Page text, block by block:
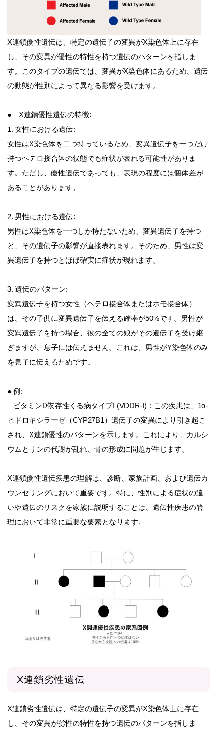
X連鎖優性遺伝は、特定の遺伝子の変異がX染色体上に存在
し、その変異が優性の特性を持つ遺伝のパターンを指しま
す。このタイプの遺伝では、変異がX染色体にあるため、遺伝
の動態が性別によって異なる影響を受けます。
● X連鎖優性遺伝の特徴:
1. 女性における遺伝:
女性はX染色体を二つ持っているため、変異遺伝子を一つだけ
持つヘテロ接合体の状態でも症状が表れる可能性がありま
す。ただし、優性遺伝であっても、表現の程度には個体差が
あることがあります。
2. 男性における遺伝:
男性はX染色体を一つしか持たないため、変異遺伝子を持つ
と、その遺伝子の影響が直接表れます。そのため、男性は変
異遺伝子を持つとほぼ確実に症状が現れます。
3. 遺伝のパターン:
変異遺伝子を持つ女性（ヘテロ接合体またはホモ接合体）
は、その子供に変異遺伝子を伝える確率が50%です。男性が
変異遺伝子を持つ場合、彼の全ての娘がその遺伝子を受け継
ぎますが、息子には伝えません。これは、男性がY染色体のみ
を息子に伝えるためです。
● 例:
– ビタミンD依存性くる病タイプI (VDDR-I)：この疾患は、1α-
ヒドロキシラーゼ（CYP27B1）遺伝子の変異により引き起こ
され、X連鎖優性のパターンを示します。これにより、カルシ
ウムとリンの代謝が乱れ、骨の形成に問題が生じます。
X連鎖優性遺伝疾患の理解は、診断、家族計画、および遺伝カ
ウンセリングにおいて重要です。特に、性別による症状の違
いや遺伝のリスクを家族に説明することは、遺伝性疾患の管
理において非常に重要な要素となります。
X連鎖劣性遺伝
X連鎖劣性遺伝は、特定の遺伝子の変異がX染色体上に存在
し、その変異が劣性の特性を持つ遺伝のパターンを指しま